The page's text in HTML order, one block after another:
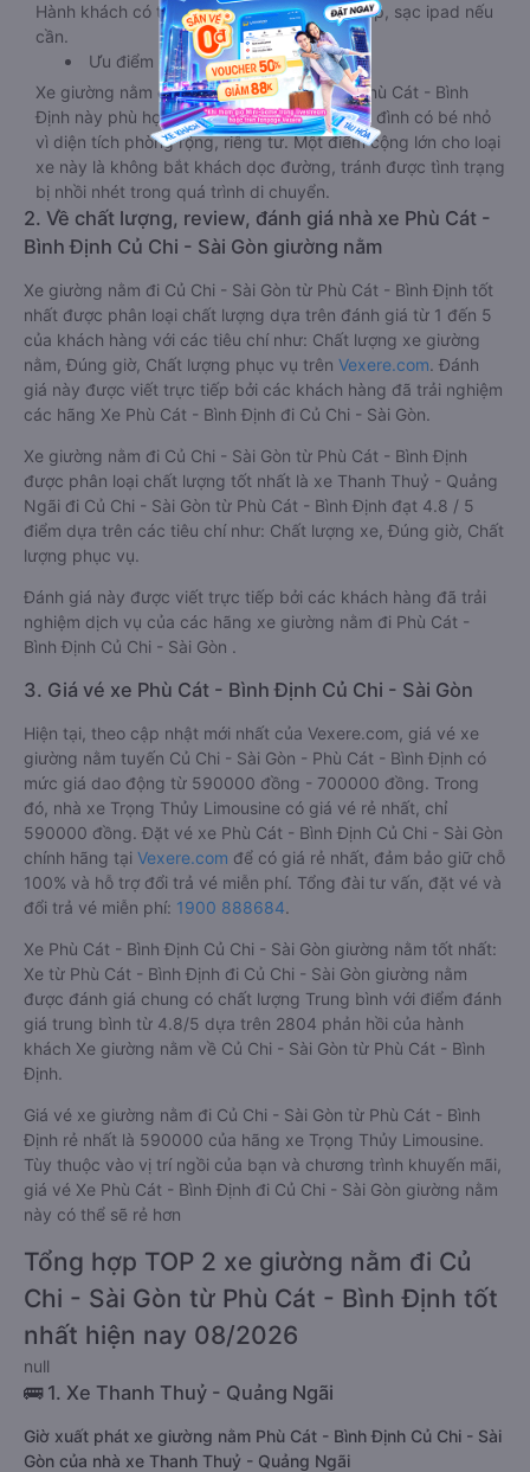
Hành khách có thể sạc điện thoại, sạc laptop, sạc ipad nếu
cần.
Ưu điểm
Xe giường nằm đôi đi Củ Chi - Sài Gòn từ Phù Cát - Bình
Định này phù hợp cho các cặp đôi hoặc gia đình có bé nhỏ
vì diện tích phòng rộng, riêng tư. Một điểm cộng lớn cho loại
xe này là không bắt khách dọc đường, tránh được tình trạng
bị nhồi nhét trong quá trình di chuyển.
2. Về chất lượng, review, đánh giá nhà xe Phù Cát -
Bình Định Củ Chi - Sài Gòn giường nằm
Xe giường nằm đi Củ Chi - Sài Gòn từ Phù Cát - Bình Định tốt
nhất được phân loại chất lượng dựa trên đánh giá từ 1 đến 5
của khách hàng với các tiêu chí như: Chất lượng xe giường
nằm, Đúng giờ, Chất lượng phục vụ trên Vexere.com. Đánh
giá này được viết trực tiếp bởi các khách hàng đã trải nghiệm
các hãng Xe Phù Cát - Bình Định đi Củ Chi - Sài Gòn.
Xe giường nằm đi Củ Chi - Sài Gòn từ Phù Cát - Bình Định
được phân loại chất lượng tốt nhất là xe Thanh Thuỷ - Quảng
Ngãi đi Củ Chi - Sài Gòn từ Phù Cát - Bình Định đạt 4.8 / 5
điểm dựa trên các tiêu chí như: Chất lượng xe, Đúng giờ, Chất
lượng phục vụ.
Đánh giá này được viết trực tiếp bởi các khách hàng đã trải
nghiệm dịch vụ của các hãng xe giường nằm đi Phù Cát -
Bình Định Củ Chi - Sài Gòn .
3. Giá vé xe Phù Cát - Bình Định Củ Chi - Sài Gòn
Hiện tại, theo cập nhật mới nhất của Vexere.com, giá vé xe
giường nằm tuyến Củ Chi - Sài Gòn - Phù Cát - Bình Định có
mức giá dao động từ 590000 đồng - 700000 đồng. Trong
đó, nhà xe Trọng Thủy Limousine có giá vé rẻ nhất, chỉ
590000 đồng. Đặt vé xe Phù Cát - Bình Định Củ Chi - Sài Gòn
chính hãng tại Vexere.com để có giá rẻ nhất, đảm bảo giữ chỗ
100% và hỗ trợ đổi trả vé miễn phí. Tổng đài tư vấn, đặt vé và
đổi trả vé miễn phí: 1900 888684.
Xe Phù Cát - Bình Định Củ Chi - Sài Gòn giường nằm tốt nhất:
Xe từ Phù Cát - Bình Định đi Củ Chi - Sài Gòn giường nằm
được đánh giá chung có chất lượng Trung bình với điểm đánh
giá trung bình từ 4.8/5 dựa trên 2804 phản hồi của hành
khách Xe giường nằm về Củ Chi - Sài Gòn từ Phù Cát - Bình
Định.
Giá vé xe giường nằm đi Củ Chi - Sài Gòn từ Phù Cát - Bình
Định rẻ nhất là 590000 của hãng xe Trọng Thủy Limousine.
Tùy thuộc vào vị trí ngồi của bạn và chương trình khuyến mãi,
giá vé Xe Phù Cát - Bình Định đi Củ Chi - Sài Gòn giường nằm
này có thể sẽ rẻ hơn
Tổng hợp TOP 2 xe giường nằm đi Củ
Chi - Sài Gòn từ Phù Cát - Bình Định tốt
nhất hiện nay 08/2026
null
🚌 1. Xe Thanh Thuỷ - Quảng Ngãi
Giờ xuất phát xe giường nằm Phù Cát - Bình Định Củ Chi - Sài
Gòn của nhà xe Thanh Thuỷ - Quảng Ngãi